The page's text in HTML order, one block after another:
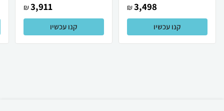
3,498
₪
קנו עכשיו
3,911
₪
קנו עכשיו